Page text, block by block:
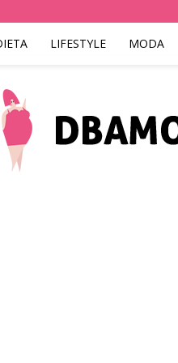
LIFESTYLE MODA